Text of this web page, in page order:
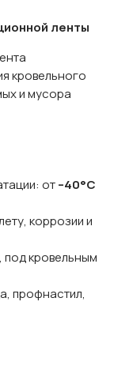
ленты
кровельного
и мусора
от–40°C
коррозии и
кровельным
профнастил,